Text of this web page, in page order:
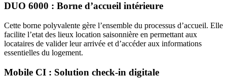
DUO 6000 : Borne d’accueil intérieure
Cette borne polyvalente gère l’ensemble du processus d’accueil. Elle
facilite l’etat des lieux location saisonnière en permettant aux
locataires de valider leur arrivée et d’accéder aux informations
essentielles du logement.
Mobile CI : Solution check-in digitale